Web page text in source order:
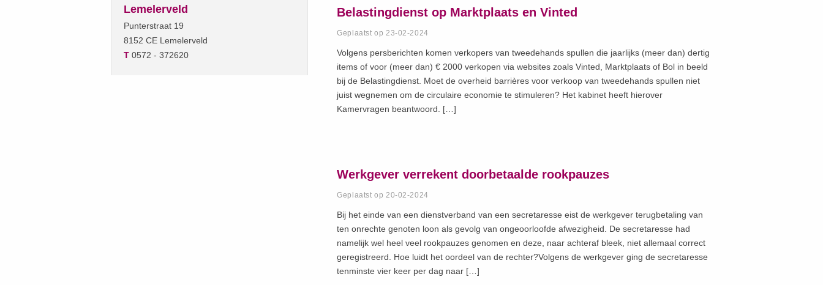
Lemelerveld
Punterstraat 19
8152 CE Lemelerveld
T 0572 - 372620
Belastingdienst op Marktplaats en Vinted
Geplaatst op 23-02-2024
Volgens persberichten komen verkopers van tweedehands spullen die jaarlijks (meer dan) dertig
items of voor (meer dan) € 2000 verkopen via websites zoals Vinted, Marktplaats of Bol in beeld
bij de Belastingdienst. Moet de overheid barrières voor verkoop van tweedehands spullen niet
juist wegnemen om de circulaire economie te stimuleren? Het kabinet heeft hierover
Kamervragen beantwoord. […]
Werkgever verrekent doorbetaalde rookpauzes
Geplaatst op 20-02-2024
Bij het einde van een dienstverband van een secretaresse eist de werkgever terugbetaling van
ten onrechte genoten loon als gevolg van ongeoorloofde afwezigheid. De secretaresse had
namelijk wel heel veel rookpauzes genomen en deze, naar achteraf bleek, niet allemaal correct
geregistreerd. Hoe luidt het oordeel van de rechter?Volgens de werkgever ging de secretaresse
tenminste vier keer per dag naar […]